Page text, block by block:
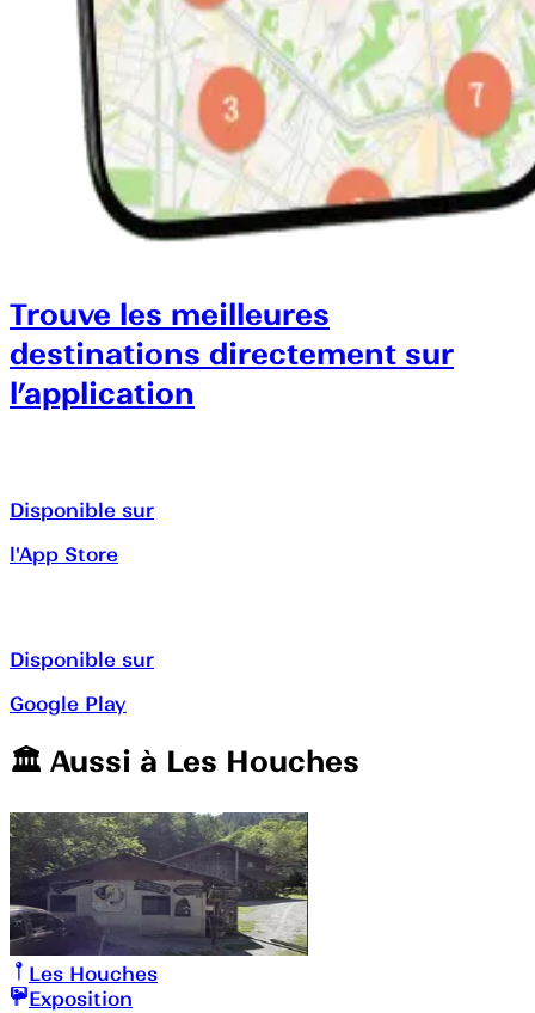
Trouve les meilleures
destinations directement sur
l’application
Disponible sur
l'App Store
Disponible sur
Google Play
🏛️️ Aussi à Les Houches
Les Houches
Exposition